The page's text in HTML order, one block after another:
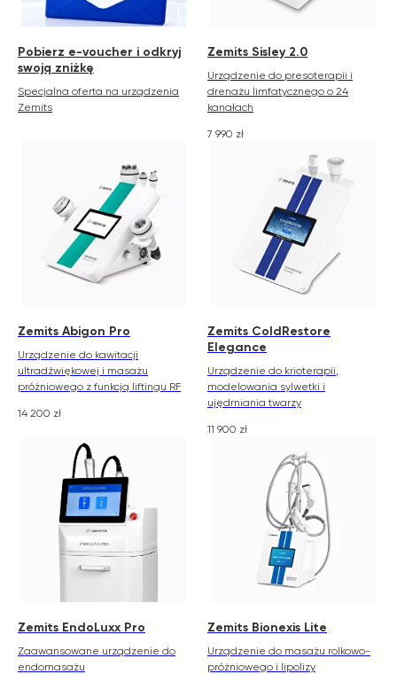
Pobierz e-voucher i odkryj
swoją zniżkę
Specjalna oferta na urządzenia
Zemits
Zemits Sisley 2.0
Urządzenie do presoterapii i
drenażu limfatycznego o 24
kanałach
7 990 zł
Zemits Abigon Pro
Urządzenie do kawitacji
ultradźwiękowej i masażu
próżniowego z funkcją liftingu RF
14 200 zł
Zemits ColdRestore
Elegance
Urządzenie do krioterapii,
modelowania sylwetki i
ujędrniania twarzy
11 900 zł
Zemits EndoLuxx Pro
Zaawansowane urządzenie do
endomasażu
Zemits Bionexis Lite
Urządzenie do masażu rolkowo-
próżniowego i lipolizy